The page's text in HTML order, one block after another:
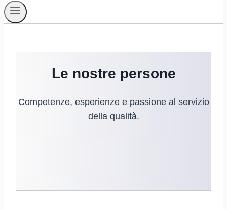
Le nostre persone
Competenze, esperienze e passione al servizio
della qualità.